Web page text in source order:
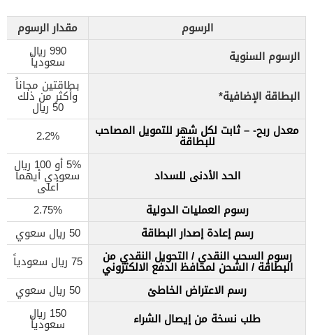
الرسوم
مقدار الرسوم
الرسوم السنوية
990 ريال
سعودياً
البطاقة الإضافية*
بطاقتين مجاناً
وأكثر من ذلك
50 ريال
معدل ربح- – ثابت لكل شهر للتمويل المصاحب
للبطاقة 2.2%
الحد الأدنى للسداد
5% أو 100 ريال
سعودي أيهما
أعلى
رسوم العمليات الدولية
2.75%
رسم إعادة إصدار البطاقة
50 ريال سعوي
رسوم السحب النقدي / التحويل النقدي من
البطاقة / الشحن لمحافظ الدفع الالكتروني
75 ريال سعودياً
رسم الاعتراض الخاطئ
50 ريال سعوي
طلب نسخة من إيصال الشراء
150 ريال
سعودياً